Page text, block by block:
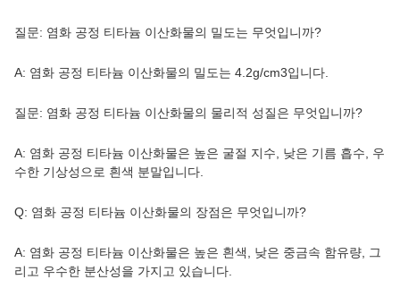
질문: 염화 공정 티타늄 이산화물의 밀도는 무엇입니까?
A: 염화 공정 티타늄 이산화물의 밀도는 4.2g/cm3입니다.
질문: 염화 공정 티타늄 이산화물의 물리적 성질은 무엇입니까?
A: 염화 공정 티타늄 이산화물은 높은 굴절 지수, 낮은 기름 흡수, 우
수한 기상성으로 흰색 분말입니다.
Q: 염화 공정 티타늄 이산화물의 장점은 무엇입니까?
A: 염화 공정 티타늄 이산화물은 높은 흰색, 낮은 중금속 함유량, 그
리고 우수한 분산성을 가지고 있습니다.